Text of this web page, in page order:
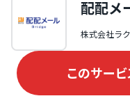
配配メ
株式会社ラ
このサー